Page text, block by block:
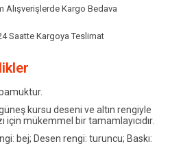
Alışverişlerde Kargo Bedava
Saatte Kargoya Teslimat
kursu deseni ve altın rengiyle
için mükemmel bir tamamlayıcıdır.
bej; Desen rengi: turuncu; Baskı: